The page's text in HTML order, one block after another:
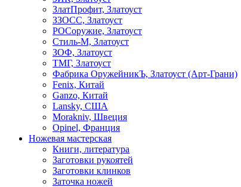
ЗлатПрофит, Златоуст
ЗЗОСС, Златоуст
РОСоружие, Златоуст
Стиль-М, Златоуст
ЗОФ, Златоуст
ТМГ, Златоуст
Фабрика ОружейникЪ, Златоуст (Арт-Грани)
Fenix, Китай
Ganzo, Китай
Lansky, США
Morakniv, Швеция
Opinel, Франция
Ножевая мастерская
Книги, литература
Заготовки рукоятей
Заготовки клинков
Заточка ножей